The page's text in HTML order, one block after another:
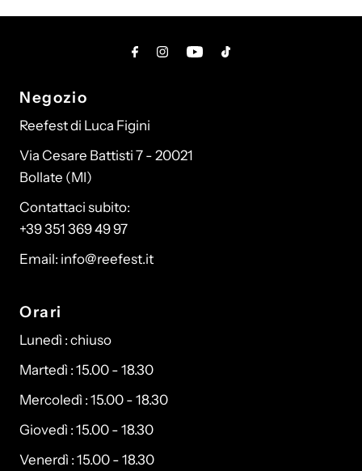
Negozio
Reefest di Luca Figini
Via Cesare Battisti 7 - 20021
Bollate (MI)
Contattaci subito:
+39 351 369 49 97
Email: info@reefest.it
Orari
Lunedì : chiuso
Martedì : 15.00 - 18.30
Mercoledì : 15.00 - 18.30
Giovedì : 15.00 - 18.30
Venerdì : 15.00 - 18.30